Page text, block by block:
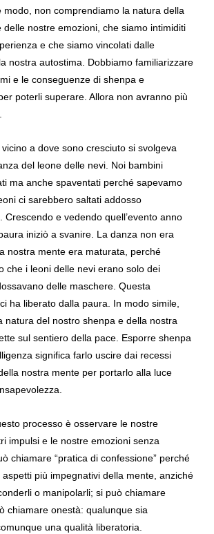
modo, non comprendiamo la natura della
delle nostre emozioni, che siamo intimiditi
e che siamo vincolati dalle
nostra autostima. Dobbiamo familiarizzare
e le conseguenze di shenpa e
poterli superare. Allora non avranno più
a dove sono cresciuto si svolgeva
del leone delle nevi. Noi bambini
ma anche spaventati perché sapevamo
ci sarebbero saltati addosso
Crescendo e vedendo quell’evento anno
iniziò a svanire. La danza non era
nostra mente era maturata, perché
che i leoni delle nevi erano solo dei
delle maschere. Questa
ha liberato dalla paura. In modo simile,
natura del nostro shenpa e della nostra
sul sentiero della pace. Esporre shenpa
significa farlo uscire dai recessi
nostra mente per portarlo alla luce
processo è osservare le nostre
impulsi e le nostre emozioni senza
chiamare “pratica di confessione” perché
più impegnativi della mente, anziché
o manipolarli; si può chiamare
chiamare onestà: qualunque sia
una qualità liberatoria.